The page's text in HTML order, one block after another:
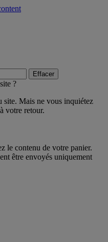
Effacer
?
site. Mais ne vous inquiétez
votre retour.
le contenu de votre panier.
être envoyés uniquement